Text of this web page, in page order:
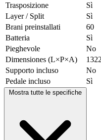
Trasposizione
Sì
Layer / Split
Sì
Brani preinstallati
60
Batteria
Sì
Pieghevole
No
Dimensiones (L×P×A)
Supporto incluso
No
Pedale incluso
Sì
Mostra tutte le specifiche